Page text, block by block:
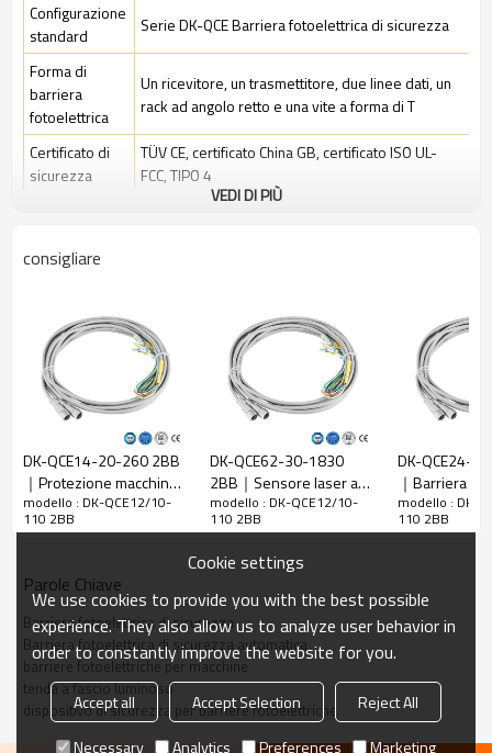
Configurazione
standard
Serie DK-QCE Barriera fotoelettrica di sicurezza
Forma di
barriera
fotoelettrica
Un ricevitore, un trasmettitore, due linee dati, un
rack ad angolo retto e una vite a forma di T
Certificato di
sicurezza
TÜV CE, certificato China GB, certificato ISO UL-
FCC, TIPO 4
Rapporto di
risoluzione
10 mm
Controlla la
precisione
18 mm
raggi
12
Altezza di
protezione
110 mm
del ricevitore.
Distanza di
rilevamento
30-6000mm
Tempo di
risposta
≤15 ms
Dati meccanici
VEDI DI PIÙ
consigliare
DK-QCE14-20-260 2BB
｜Protezione macchine
con barriere
fotoelettriche｜DADISICK
modello : DK-QCE12/10-
110 2BB
DK-QCE62-30-1830
2BB｜Sensore laser a
tenda｜DADISICK
modello : DK-QCE12/10-
110 2BB
DK-QCE24-
｜Barriera
sicurezza｜
modello : DK-
110 2BB
Parole Chiave
Barriera fotoelettrica di sicurezza
Barriera fotoelettrica di sicurezza automatica
barriere fotoelettriche per macchine
tenda a fascio luminoso
dispositivo di sicurezza per barriere fotoelettriche
Cookie settings
We use cookies to provide you with the best possible
experience. They also allow us to analyze user behavior in
order to constantly improve the website for you.
Accept all Accept Selection
Reject All
Necessary
Analytics Preferences Marketing